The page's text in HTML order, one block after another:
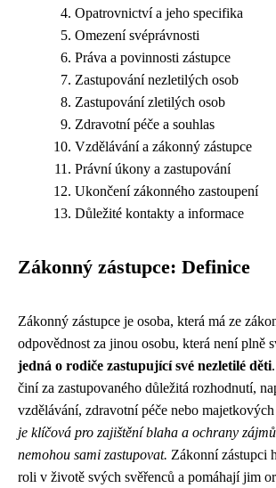
Opatrovnictví a jeho specifika
Omezení svéprávnosti
Práva a povinnosti zástupce
Zastupování nezletilých osob
Zastupování zletilých osob
Zdravotní péče a souhlas
Vzdělávání a zákonný zástupce
Právní úkony a zastupování
Ukončení zákonného zastoupení
Důležité kontakty a informace
Zákonný zástupce: Definice
Zákonný zástupce je osoba, která má ze
odpovědnost za jinou osobu, která není plně
jedná o rodiče zastupující své nezletilé děti
činí za zastupovaného důležitá rozhodnutí,
vzdělávání, zdravotní péče nebo
je klíčová pro zajištění blaha a ochrany
nemohou sami zastupovat. Zákonní zástupci
roli v životě svých svěřenců a pomáhají jim